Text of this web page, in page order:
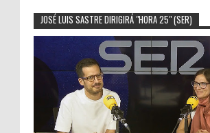
JOSÉ LUIS SASTRE DIRIGIRÁ "HORA 25" (SER)